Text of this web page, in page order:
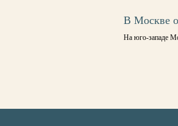
В Москве
На юго-западе